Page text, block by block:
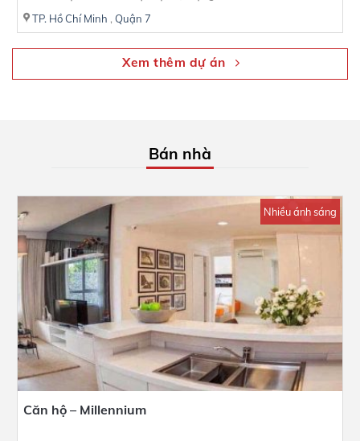
TP. Hồ Chí Minh , Quận 7
Xem thêm dự án
Bán nhà
Nhiều ánh sáng
Căn hộ – Millennium